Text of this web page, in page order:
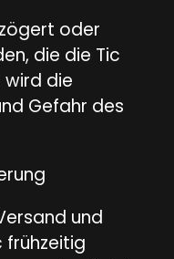
oder
die die Tic
die
Gefahr des
und
frühzeitig